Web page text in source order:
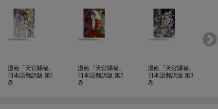
漫画「天官賜福」
日本語翻訳版 第1
巻
漫画「天官賜福」
日本語翻訳版 第2
巻
漫画「天官賜福」
日本語翻訳版 第3
巻